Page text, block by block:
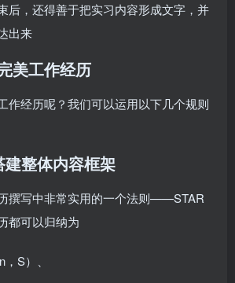
后，还得善于把实习内容形成文字，并
出来
美工作经历
作经历呢？我们可以运用以下几个规则
建整体内容框架
撰写中非常实用的一个法则——STAR
都可以归纳为
S）、